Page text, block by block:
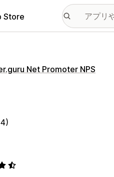
Store
Net Promoter NPS